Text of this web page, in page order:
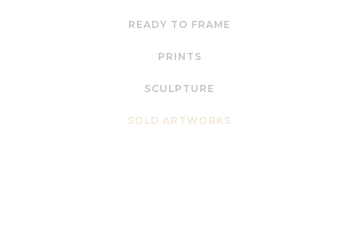
READY TO FRAME
PRINTS
SCULPTURE
SOLD ARTWORKS